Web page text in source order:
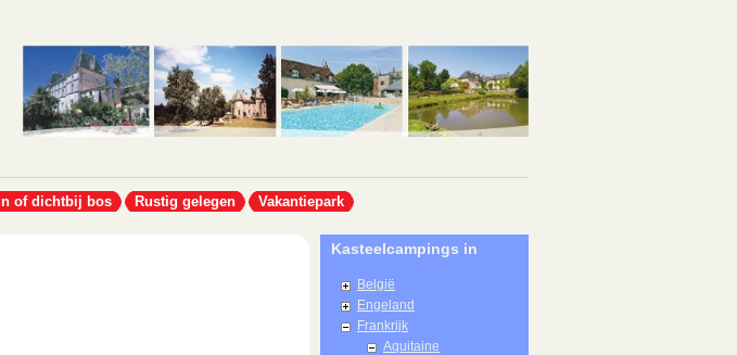
In of dichtbij bos Rustig gelegen Vakantiepark
Kasteelcampings in
België
Engeland
Frankrijk
Aquitaine